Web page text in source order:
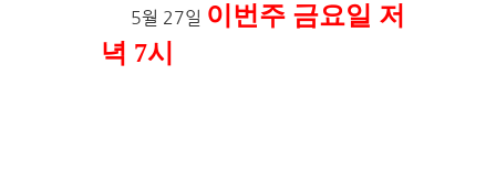
5월 27일 이번주 금요일 저
녁 7시